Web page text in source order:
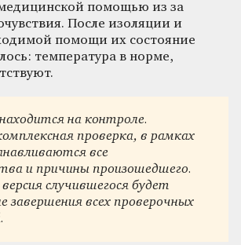
помощью из за
После изоляции и
помощи их состояние
температура в норме,
на контроле.
проверка, в рамках
все
и причины произошедшего.
случившегося будет
завершения всех проверочных